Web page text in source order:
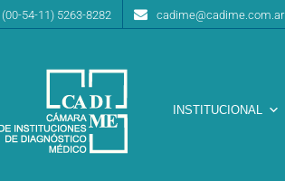
(00-54-11) 5263-8282 cadime@cadime.com.ar
INSTITUCIONAL